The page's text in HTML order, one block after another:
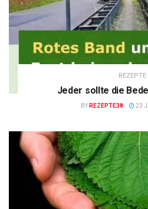
REZEPTE
Jeder sollte die
BY REZEPTE38 23